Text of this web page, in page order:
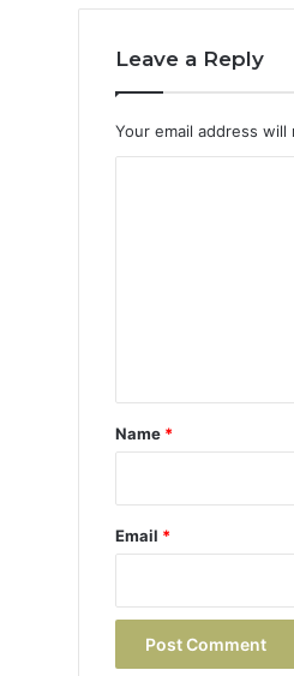
Leave a Reply
Your email address
*
Name *
Email *